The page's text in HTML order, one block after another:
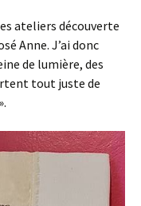
ateliers découverte
Anne. J’ai donc
de lumière, des
tout juste de